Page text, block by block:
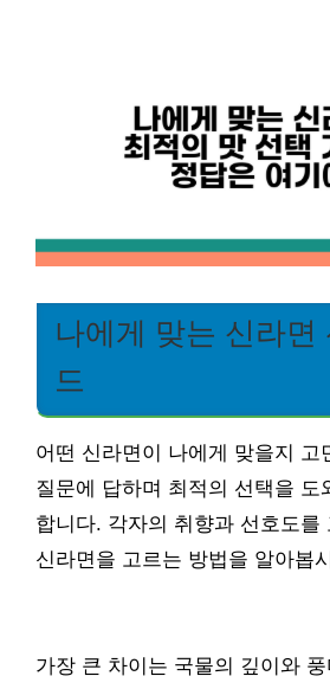
나에게 맞는 신라면
드
어떤 신라면이 나에게 맞을지 고
질문에 답하며 최적의 선택을 도
합니다. 각자의 취향과 선호도를
신라면을 고르는 방법을 알아봅
가장 큰 차이는 국물의 깊이와